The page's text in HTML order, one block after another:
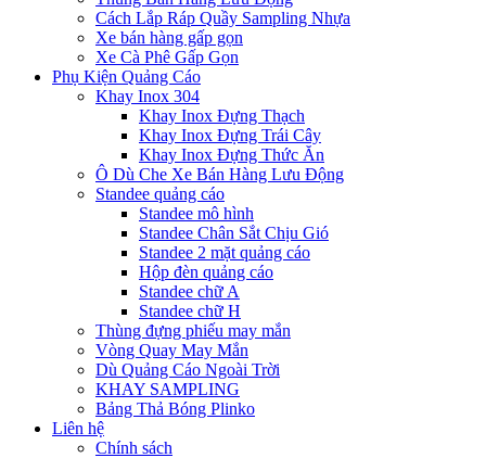
Cách Lắp Ráp Quầy Sampling Nhựa
Xe bán hàng gấp gọn
Xe Cà Phê Gấp Gọn
Phụ Kiện Quảng Cáo
Khay Inox 304
Khay Inox Đựng Thạch
Khay Inox Đựng Trái Cây
Khay Inox Đựng Thức Ăn
Ô Dù Che Xe Bán Hàng Lưu Động
Standee quảng cáo
Standee mô hình
Standee Chân Sắt Chịu Gió
Standee 2 mặt quảng cáo
Hộp đèn quảng cáo
Standee chữ A
Standee chữ H
Thùng đựng phiếu may mắn
Vòng Quay May Mắn
Dù Quảng Cáo Ngoài Trời
KHAY SAMPLING
Bảng Thả Bóng Plinko
Liên hệ
Chính sách